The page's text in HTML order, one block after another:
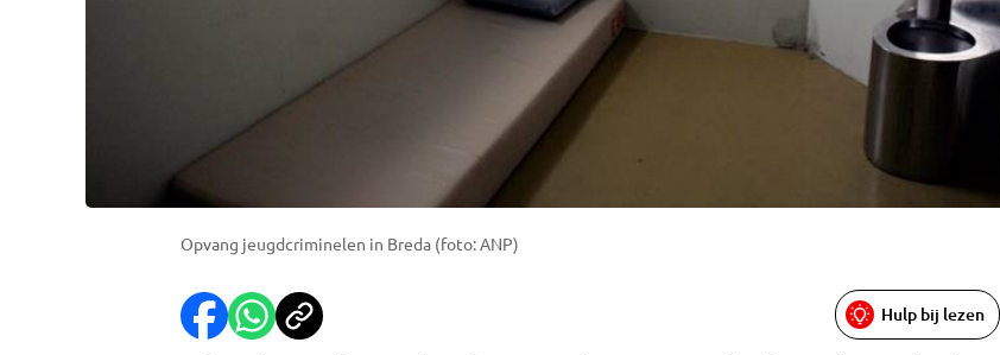
Opvang jeugdcriminelen in Breda (foto: ANP)
Hulp bij lezen